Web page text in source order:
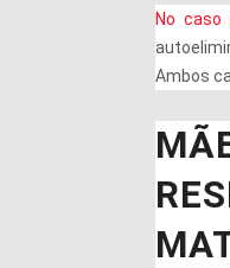
No caso
Ambos